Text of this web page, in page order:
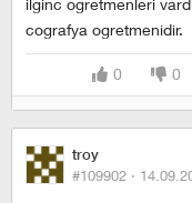
ilginc ogretmenleri
cografya ogretmenidir.
0 0
troy
#109902 ·